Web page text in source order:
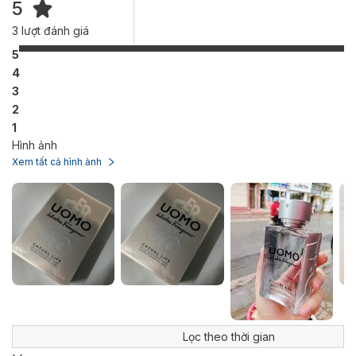
Ferragamo Casual Life.
5
3 lượt đánh giá
5
4
3
2
1
Hình ảnh
Xem tất cả hình ảnh
Lọc theo thời gian